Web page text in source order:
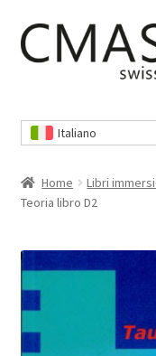
Vai
alla
Vai
al
Cestino della spesa
I nostri AGB
Informativa sulla
Italiano
Home
Libri
Teoria libro D2